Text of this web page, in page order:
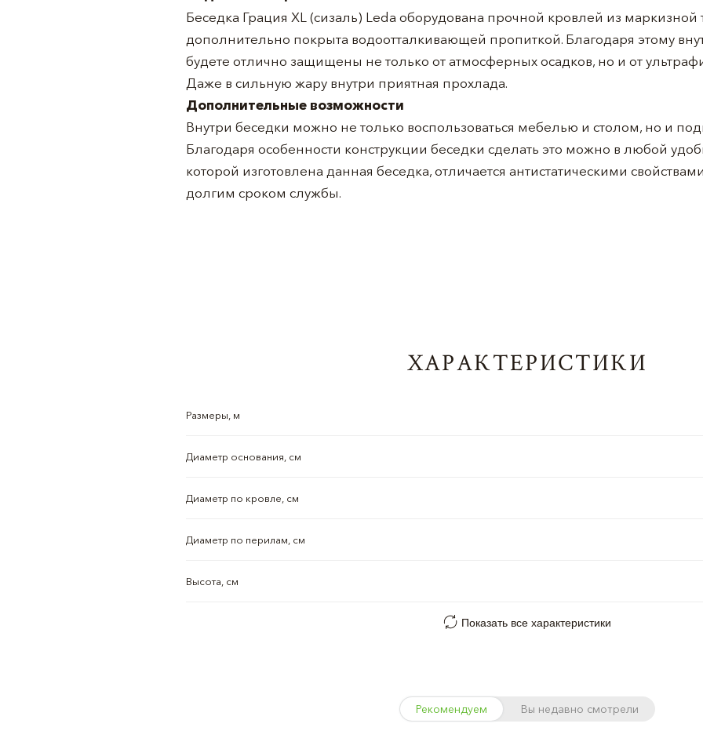
Беседка Грация XL (сизаль) Leda оборудована прочной кровлей из маркизной
дополнительно покрыта водоотталкивающей пропиткой. Благодаря этому
будете отлично защищены не только от атмосферных осадков, но и от
Даже в сильную жару внутри приятная прохлада.
Дополнительные возможности
Внутри беседки можно не только воспользоваться мебелью и столом, но и
Благодаря особенности конструкции беседки сделать это можно в любой
которой изготовлена данная беседка, отличается антистатическими
долгим сроком службы.
ХАРАКТЕРИСТИКИ
Размеры, м
Диаметр основания, см
Диаметр по кровле, см
Диаметр по перилам, см
Высота, см
Показать все характеристики
Рекомендуем Вы недавно смотрели